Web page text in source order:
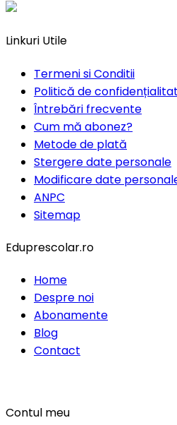
Linkuri Utile
Termeni si Conditii
Politică de
Întrebări frecvente
Cum mă abonez?
Metode de plată
Stergere date personale
Modificare date
ANPC
Sitemap
Eduprescolar.ro
Home
Despre noi
Abonamente
Blog
Contact
Contul meu